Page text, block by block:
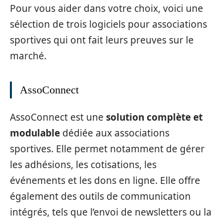
Pour vous aider dans votre choix, voici une
sélection de trois logiciels pour associations
sportives qui ont fait leurs preuves sur le
marché.
AssoConnect
AssoConnect est une solution complète et
modulable dédiée aux associations
sportives. Elle permet notamment de gérer
les adhésions, les cotisations, les
événements et les dons en ligne. Elle offre
également des outils de communication
intégrés, tels que l’envoi de newsletters ou la